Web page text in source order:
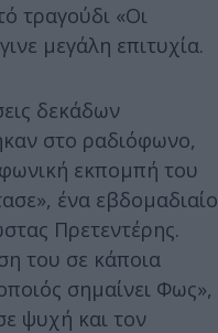
τραγούδι «Οι
μεγάλη επιτυχία.
δεκάδων
στο ραδιόφωνο,
εκπομπή του
ένα εβδομαδιαίο
Πρετεντέρης.
του σε κάποια
σημαίνει Φως»,
ψυχή και τον